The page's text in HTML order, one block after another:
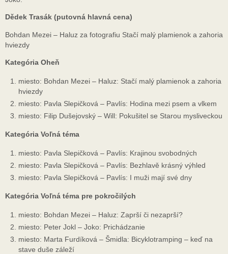
Dědek Trasák (putovná hlavná cena)
Bohdan Mezei – Haluz za fotografiu Stačí malý plamienok a zahoria
hviezdy
Kategória Oheň
miesto: Bohdan Mezei – Haluz: Stačí malý plamienok a zahoria
hviezdy
miesto: Pavla Slepičková – Pavlís: Hodina mezi psem a vlkem
miesto: Filip Dušejovský – Will: Pokušitel se Starou mysliveckou
Kategória Voľná téma
miesto: Pavla Slepičková – Pavlís: Krajinou svobodných
miesto: Pavla Slepičková – Pavlís: Bezhlavě krásný výhled
miesto: Pavla Slepičková – Pavlís: I muži mají své dny
Kategória Voľná téma pre pokročilých
miesto: Bohdan Mezei – Haluz: Zaprší či nezaprší?
miesto: Peter Jokl – Joko: Prichádzanie
miesto: Marta Furdíková – Šmidla: Bicyklotramping – keď na
stave duše záleží